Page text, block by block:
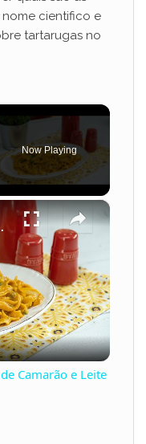
cientifico e
tartarugas no
Now Playing
×
de Coco
Camarão e Leite